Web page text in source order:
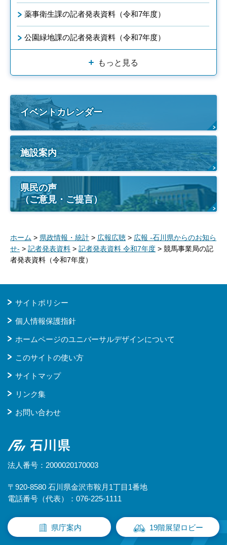
薬事衛生課の記者発表資料（令和7年度）
公園緑地課の記者発表資料（令和7年度）
もっと見る
イベントカレンダー
施設案内
県民の声
（ご意見・ご提言）
ホーム > 県政情報・統計 > 広報広聴 > 広報 -石川県からのお知ら
せ- > 記者発表資料 > 記者発表資料 令和7年度 > 競馬事業局の記
者発表資料（令和7年度）
サイトポリシー
個人情報保護指針
ホームページのユニバーサルデザインについて
このサイトの使い方
サイトマップ
リンク集
お問い合わせ
石川県
法人番号：2000020170003
〒920-8580 石川県金沢市鞍月1丁目1番地
電話番号（代表）：076-225-1111
県庁案内 19階展望ロビー